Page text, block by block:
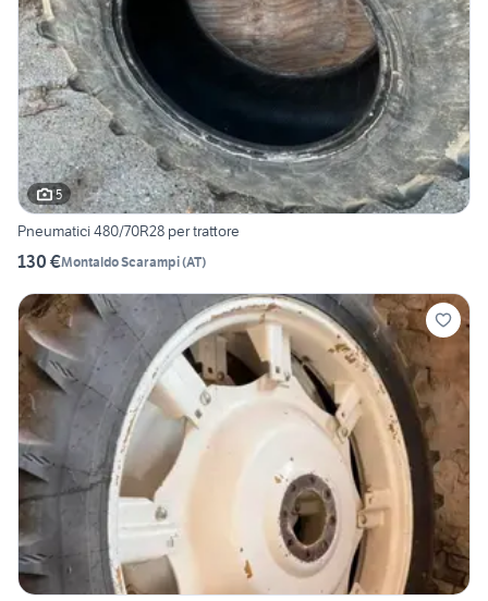
5
Pneumatici 480/70R28 per trattore
130 €Montaldo Scarampi(AT)